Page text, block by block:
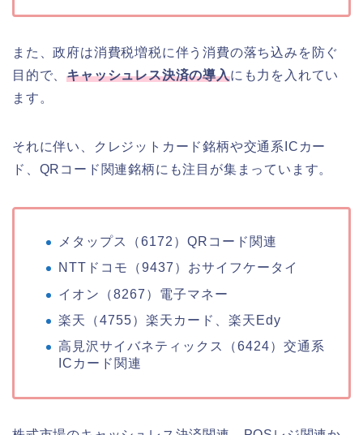
また、政府は消費税増税に伴う消費の落ち込みを防ぐ
目的で、キャッシュレス決済の導入にも力を入れてい
ます。
それに伴い、クレジットカード銘柄や交通系ICカー
ド、QRコード関連銘柄にも注目が集まっています。
メタップス（6172）QRコード関連
NTTドコモ（9437）おサイフケータイ
イオン（8267）電子マネー
楽天（4755）楽天カード、楽天Edy
高見沢サイバネティックス（6424）交通系
ICカード関連